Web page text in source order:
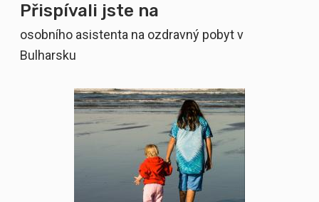
Přispívali jste na
osobního asistenta na ozdravný pobyt v
Bulharsku